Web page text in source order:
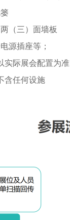
（三）面墙板
源插座等；
实际展会配置为准
含任何设施